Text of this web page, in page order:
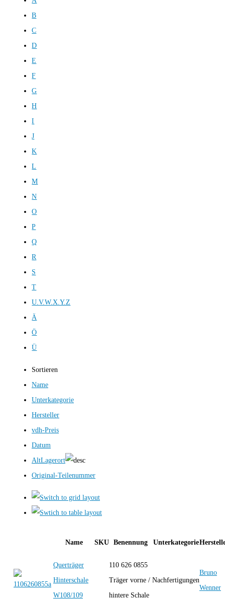
B
C
D
E
F
G
H
I
J
K
L
M
N
O
P
Q
R
S
T
U.V.W.X.Y.Z
Ä
Ö
Ü
Sortieren
Name
Unterkategorie
Hersteller
vdh-Preis
Datum
AltLagerort
Original-Teilenummer
Name SKU Benennung Unterkategorie
Querträger
Hinterschale
W108/109
110 626 0855
Träger vorne /
hintere Schale
Nachfertigungen
Bruno
Wenner